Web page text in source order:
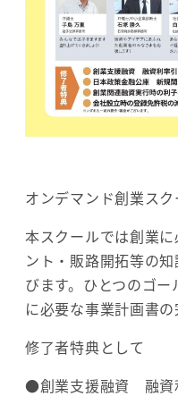
オンデマンド創業スク
本スクールでは創業
ント・販路開拓等の
びます。ひとつのゴ
に必要な事業計画書の
修了者特典として
●創業支援融資 融資